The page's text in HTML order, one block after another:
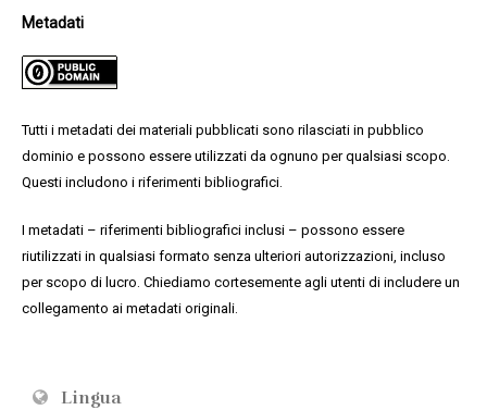
Metadati
Tutti i metadati dei materiali pubblicati sono rilasciati in pubblico
dominio e possono essere utilizzati da ognuno per qualsiasi scopo.
Questi includono i riferimenti bibliografici.
I metadati – riferimenti bibliografici inclusi – possono essere
riutilizzati in qualsiasi formato senza ulteriori autorizzazioni, incluso
per scopo di lucro. Chiediamo cortesemente agli utenti di includere un
collegamento ai metadati originali.
Lingua